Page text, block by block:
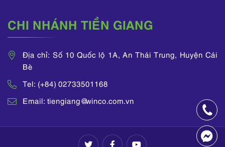
CHI NHÁNH TIỀN GIANG
Địa chỉ: Số 10 Quốc lộ 1A, An Thái Trung, Huyện Cái
Bè
Tel: (+84) 02733501168
Email: tiengiang@winco.com.vn